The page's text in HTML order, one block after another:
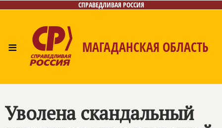
СПРАВЕДЛИВАЯ РОССИЯ
≡ МАГАДАНСКАЯ ОБЛАСТЬ
Уволена скандальный